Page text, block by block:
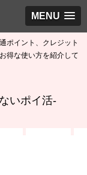
MENU
ポイント、クレジット
得な使い方を紹介して
いポイ活-